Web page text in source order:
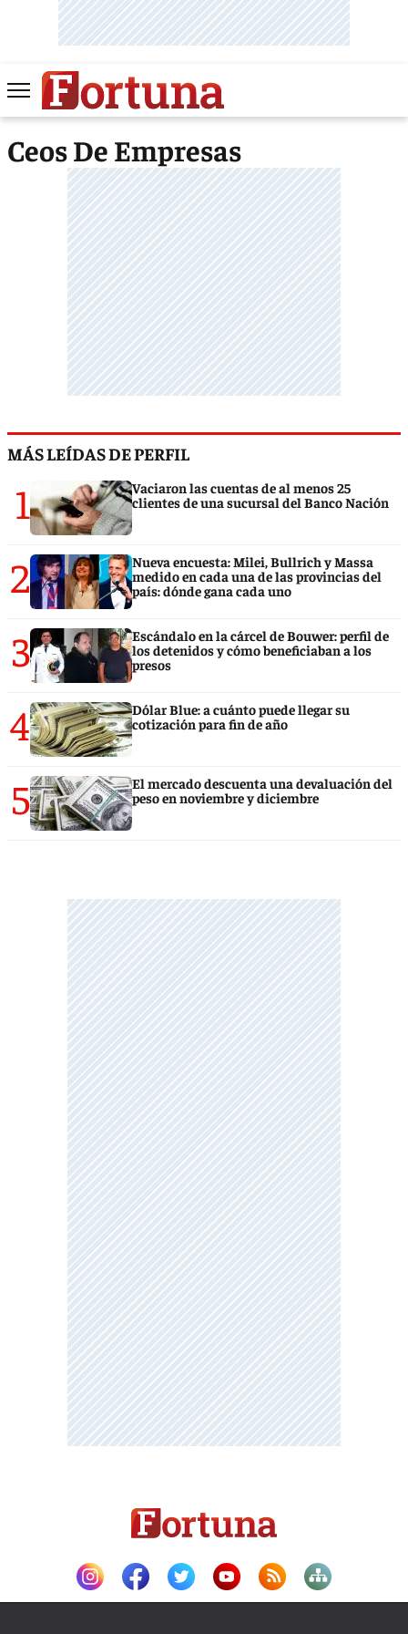
Ceos De Empresas
MÁS LEÍDAS DE PERFIL
1
Vaciaron las cuentas de al menos 25
clientes de una sucursal del Banco Nación
2
Nueva encuesta: Milei, Bullrich y Massa
medido en cada una de las provincias del
país: dónde gana cada uno
3
Escándalo en la cárcel de Bouwer: perfil de
los detenidos y cómo beneficiaban a los
presos
4
Dólar Blue: a cuánto puede llegar su
cotización para fin de año
5
El mercado descuenta una devaluación del
peso en noviembre y diciembre